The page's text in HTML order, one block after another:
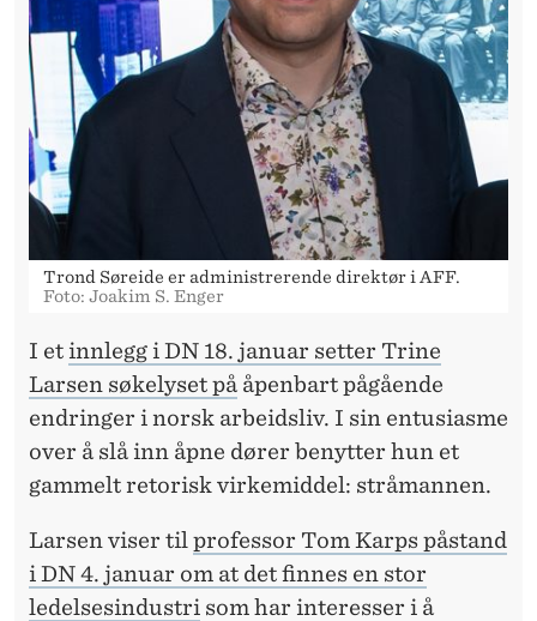
Trond Søreide er administrerende direktør i AFF.
Foto: Joakim S. Enger
I et innlegg i DN 18. januar setter Trine
Larsen søkelyset på åpenbart pågående
endringer i norsk arbeidsliv. I sin entusiasme
over å slå inn åpne dører benytter hun et
gammelt retorisk virkemiddel: stråmannen.
Larsen viser til professor Tom Karps påstand
i DN 4. januar om at det finnes en stor
ledelsesindustri som har interesser i å